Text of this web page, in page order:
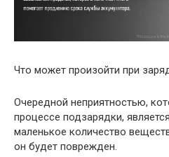
Что может произойти при
Очередной неприятностью,
процессе подзарядки,
маленькое количество
он будет поврежден.